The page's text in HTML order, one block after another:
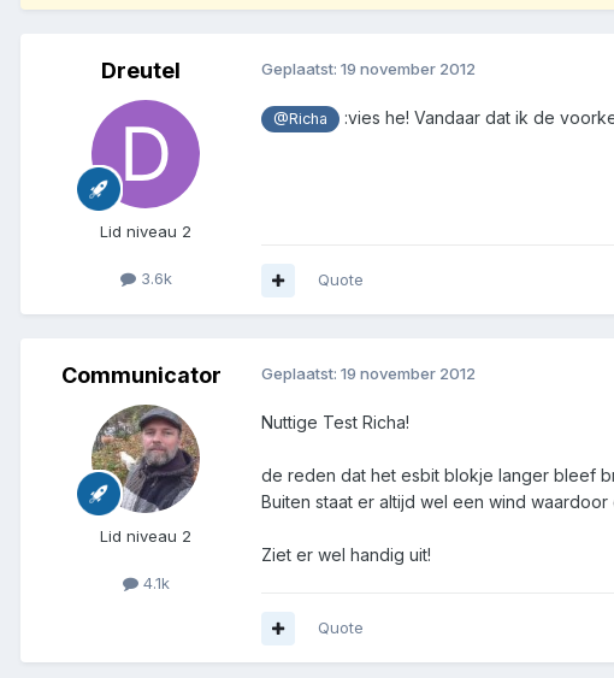
Dreutel
Lid niveau 2
3.6k
Geplaatst: 19 november 2012
@Richa :vies he! Vandaar dat ik de
Quote
Communicator
Lid niveau 2
4.1k
Geplaatst: 19 november 2012
Nuttige Test Richa!
de reden dat het esbit blokje langer bleef
Buiten staat er altijd wel een wind
Ziet er wel handig uit!
Quote